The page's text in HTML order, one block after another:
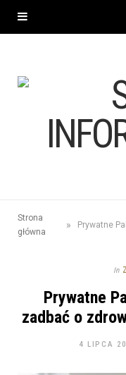
Strona
główna
»
In
Prywatne
zadbać o
4 LIPCA